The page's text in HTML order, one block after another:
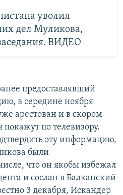
уволил
дел Муликова,
ВИДЕО
предоставлявший
в середине ноября
арестован и в скором
по телевизору.
эту информацию,
были
что он якобы избежал
и сослан в Балканский
3 декабря, Искандер